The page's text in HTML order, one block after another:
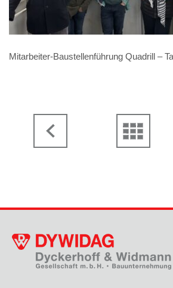
Mitarbeiter-Baustellenführung Quadrill –